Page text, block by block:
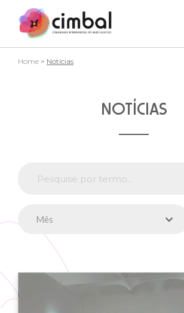
Home > Notícias
NOTÍCIAS
Mês